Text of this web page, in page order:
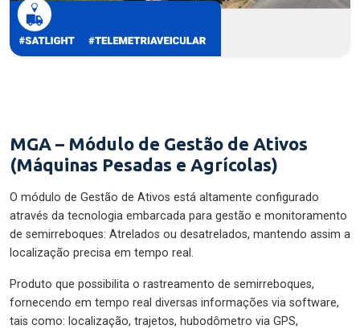
MGA – Módulo de Gestão de Ativos
(Máquinas Pesadas e Agrícolas)
O módulo de Gestão de Ativos está altamente configurado
através da tecnologia embarcada para gestão e monitoramento
de semirreboques: Atrelados ou desatrelados, mantendo assim a
localização precisa em tempo real.
Produto que possibilita o rastreamento de semirreboques,
fornecendo em tempo real diversas informações via software,
tais como: localização, trajetos, hubodômetro via GPS,